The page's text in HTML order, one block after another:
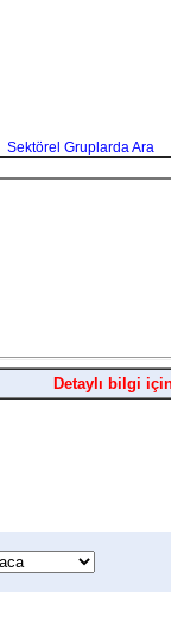
Sektörel Gruplarda Ara
Detaylı bilgi